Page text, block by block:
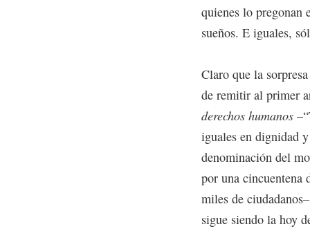
quienes lo pregonan
sueños. E iguales,
Claro que la
de remitir al primer
derechos humanos
iguales en dignidad
denominación del
por una cincuentena
miles de
sigue siendo la hoy